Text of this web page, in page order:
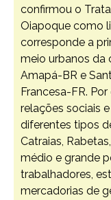
confirmou o
Oiapoque como
corresponde a
meio urbanos da
Amapá-BR e
Francesa-FR.
relações sociais
diferentes tipos
Catraias,
médio e grande
trabalhadores,
mercadorias de